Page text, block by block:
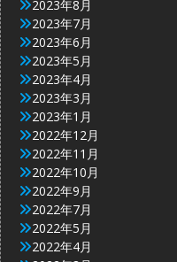
2023年8月
2023年7月
2023年6月
2023年5月
2023年4月
2023年3月
2023年1月
2022年12月
2022年11月
2022年10月
2022年9月
2022年7月
2022年5月
2022年4月